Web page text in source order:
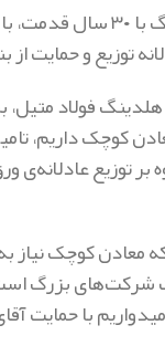
وی ادامه داد:
توزیع و حمایت
فولاد
کوچک داریم،
بر توزیع
معادن کوچک
بزرگ است،
با حمایت